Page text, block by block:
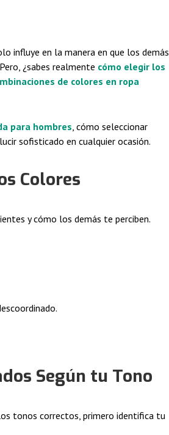
influye en la manera en que los demás
¿sabes realmente cómo elegir los
de colores en ropa
para hombres, cómo seleccionar
sofisticado en cualquier ocasión.
Colores
y cómo los demás te perciben.
Según tu Tono
tonos correctos, primero identifica tu